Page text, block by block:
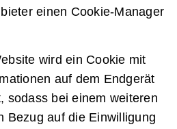
einen Cookie-Manager
wird ein Cookie mit
auf dem Endgerät
sodass bei einem weiteren
Bezug auf die Einwilligung